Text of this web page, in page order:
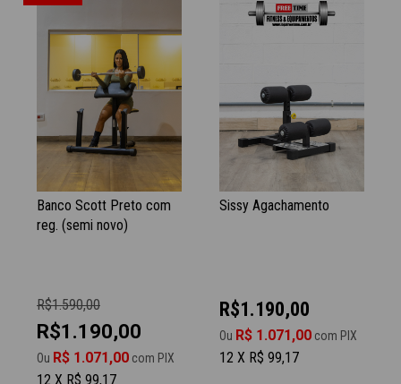
Banco Scott Preto com
reg. (semi novo)
R$1.590,00
R$1.190,00
Ou R$ 1.071,00 com PIX
12 X R$ 99,17
Sissy Agachamento
R$1.190,00
Ou R$ 1.071,00 com PIX
12 X R$ 99,17